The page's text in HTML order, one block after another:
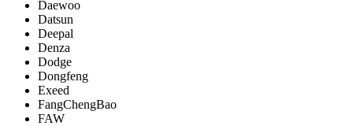
Daewoo
Datsun
Deepal
Denza
Dodge
Dongfeng
Exeed
FangChengBao
FAW